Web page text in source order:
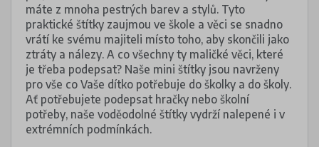
máte z mnoha pestrých barev a stylů. Tyto
praktické štítky zaujmou ve škole a věci se snadno
vrátí ke svému majiteli místo toho, aby skončili jako
ztráty a nálezy. A co všechny ty maličké věci, které
je třeba podepsat? Naše mini štítky jsou navrženy
pro vše co Vaše dítko potřebuje do školky a do školy.
Ať potřebujete podepsat hračky nebo školní
potřeby, naše voděodolné štítky vydrží nalepené i v
extrémních podmínkách.